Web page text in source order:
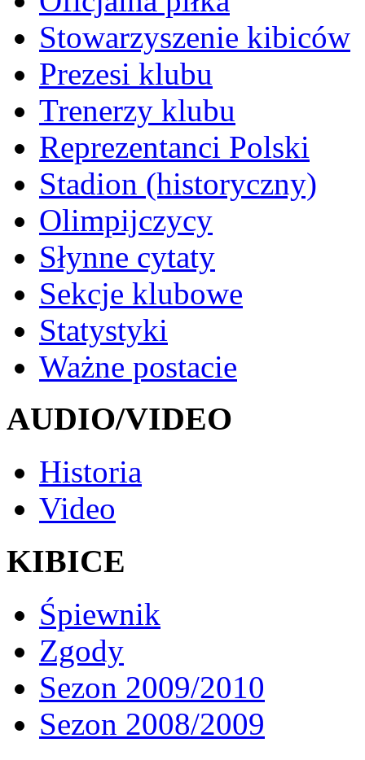
Stowarzyszenie kibiców
Prezesi klubu
Trenerzy klubu
Reprezentanci Polski
Stadion (historyczny)
Olimpijczycy
Słynne cytaty
Sekcje klubowe
Statystyki
Ważne postacie
AUDIO/VIDEO
Historia
Video
KIBICE
Śpiewnik
Zgody
Sezon 2009/2010
Sezon 2008/2009